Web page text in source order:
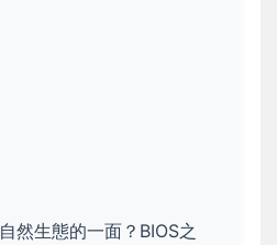
自然生態的一面？BIOS之